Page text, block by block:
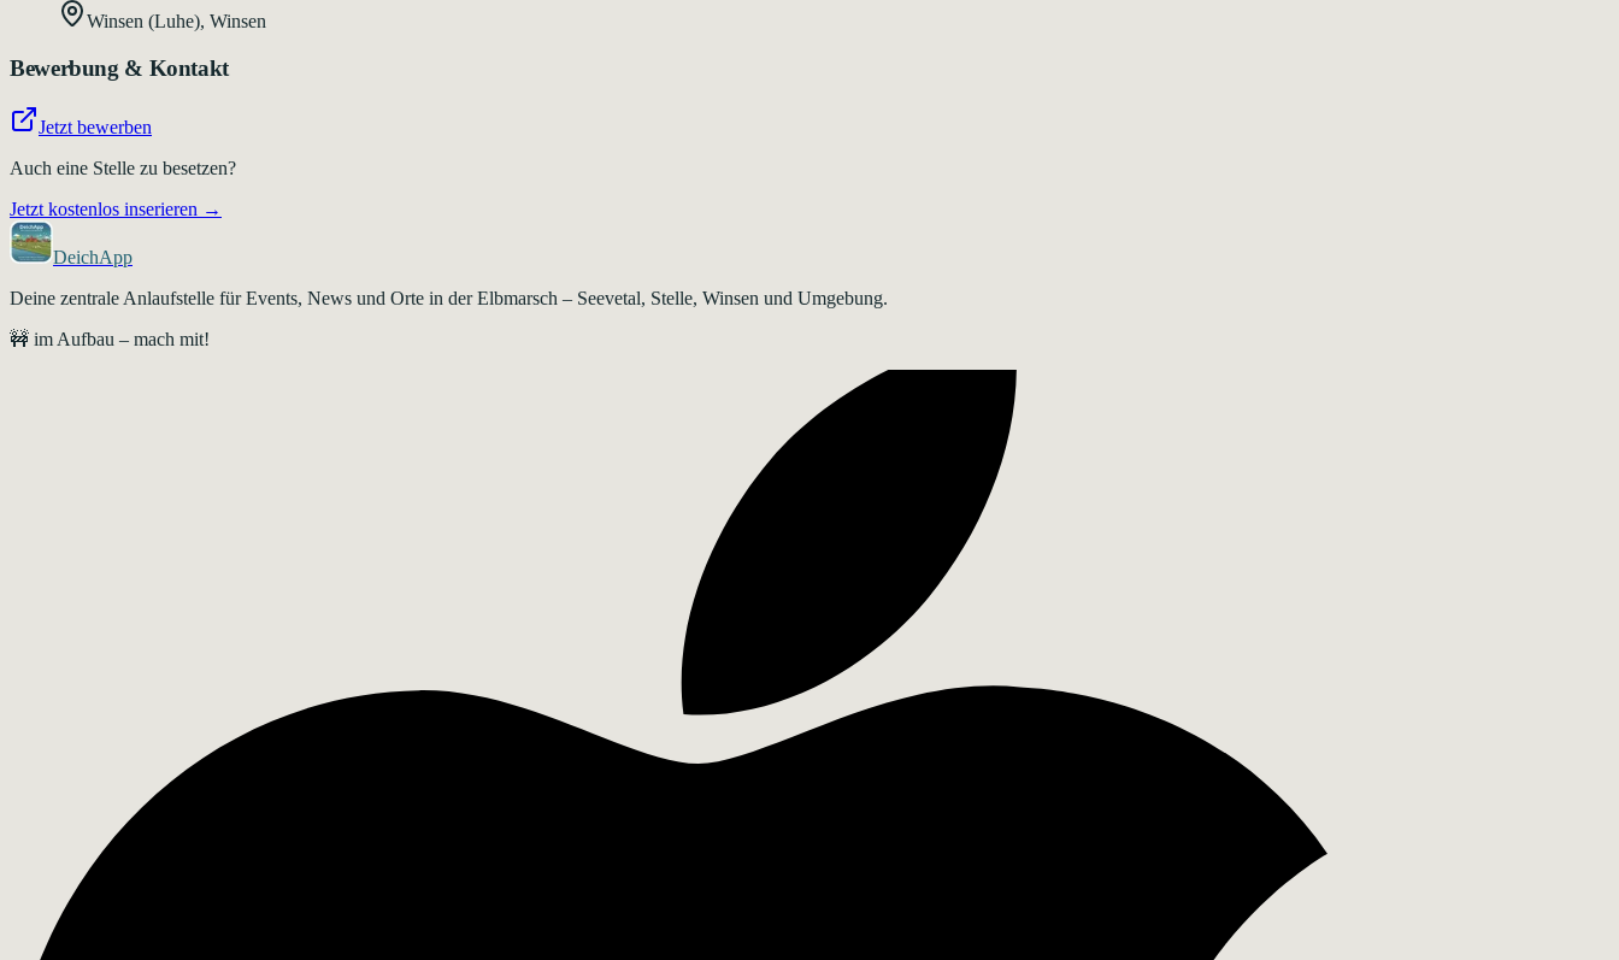
Winsen (Luhe), Winsen
Bewerbung & Kontakt
Jetzt bewerben
Auch eine Stelle zu besetzen?
Jetzt kostenlos inserieren →
DeichApp
Deine zentrale Anlaufstelle für Events, News und Orte in der Elbmarsch – Seevetal, Stelle, Winsen und Umgebung.
🚧 im Aufbau – mach mit!